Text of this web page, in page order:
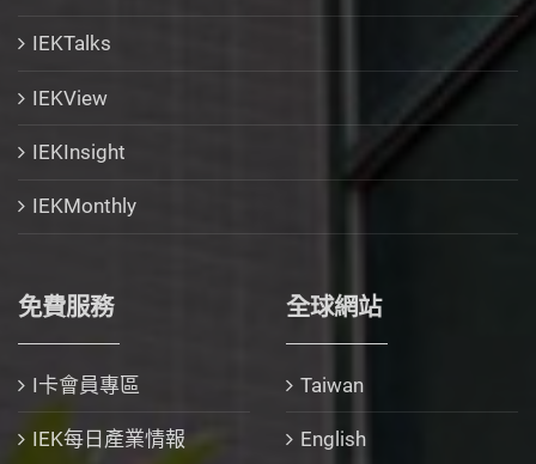
IEKTalks
IEKView
IEKInsight
IEKMonthly
免費服務
I卡會員專區
IEK每日產業情報
全球網站
Taiwan
English